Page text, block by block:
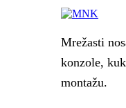
Mrežasti
konzole,
montažu.